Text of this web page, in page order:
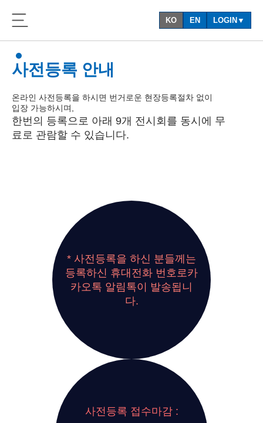
KO EN LOGIN▼
사전등록 안내
온라인 사전등록을 하시면 번거로운 현장등록절차 없이
입장 가능하시며,
한번의 등록으로 아래 9개 전시회를 동시에 무
료로 관람할 수 있습니다.
* 사전등록을 하신 분들께는
등록하신 휴대전화 번호로카
카오톡 알림톡이 발송됩니
다.
사전등록 접수마감 :